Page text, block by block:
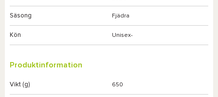
Säsong Fjädra
Kön Unisex-
Produktinformation
Vikt (g) 650